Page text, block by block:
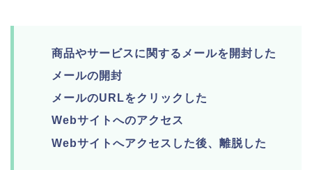
商品やサービスに関するメールを開封した
メールの開封
メールのURLをクリックした
Webサイトへのアクセス
Webサイトへアクセスした後、離脱した